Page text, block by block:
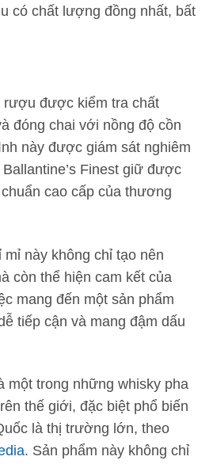
có chất lượng đồng nhất, bất
rượu được kiểm tra chất
đóng chai với nồng độ cồn
này được giám sát nghiêm
Finest giữ được
cao cấp của thương
này không chỉ tạo nên
còn thể hiện cam kết của
mang đến một sản phẩm
tiếp cận và mang đậm dấu
một trong những whisky pha
thế giới, đặc biệt phổ biến
là thị trường lớn, theo
. Sản phẩm này không chỉ